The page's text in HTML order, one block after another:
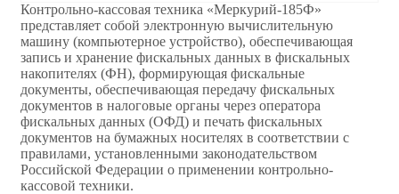
Контрольно-кассовая техника «Меркурий-185Ф»
представляет собой электронную вычислительную
машину (компьютерное устройство), обеспечивающая
запись и хранение фискальных данных в фискальных
накопителях (ФН), формирующая фискальные
документы, обеспечивающая передачу фискальных
документов в налоговые органы через оператора
фискальных данных (ОФД) и печать фискальных
документов на бумажных носителях в соответствии с
правилами, установленными законодательством
Российской Федерации о применении контрольно-
кассовой техники.